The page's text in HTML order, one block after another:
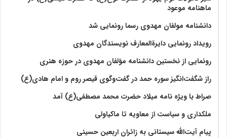
ماهنامه موعود
دانشنامه مولفان مهدوی رسما رونمایی شد
رویداد رونمایی دایرةالمعارف نویسندگان مهدوی
رونمایی از نخستین دانشنامه مؤلفان مهدوی در حوزه هنری
راز شگفت‌انگیز سوره حمد در گفت‌وگوی قیصر روم و امام هادی(ع)
صراط با ویژه نامه میلاد حضرت محمد مصطفی(ع) آمد
ملکداری و سیاست از معاویه تا ماکیاولی
پیام آیت‌الله سیستانی به زائران اربعین حسینی